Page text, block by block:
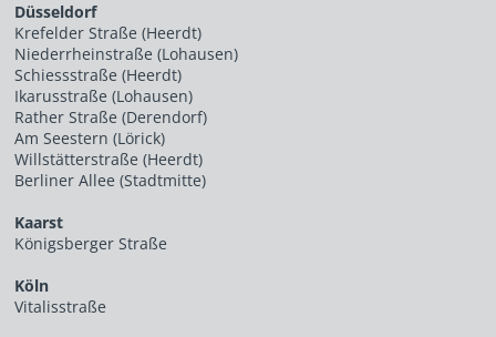
Düsseldorf
Krefelder Straße (Heerdt)
Niederrheinstraße (Lohausen)
Schiessstraße (Heerdt)
Ikarusstraße (Lohausen)
Rather Straße (Derendorf)
Am Seestern (Lörick)
Willstätterstraße (Heerdt)
Berliner Allee (Stadtmitte)
Kaarst
Königsberger Straße
Köln
Vitalisstraße